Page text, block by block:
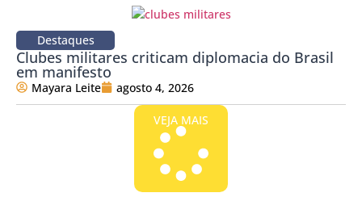
Destaques
Clubes militares criticam diplomacia do Brasil
em manifesto
Mayara Leite agosto 4, 2026
VEJA MAIS